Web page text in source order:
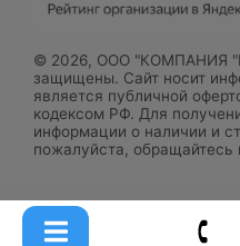
© 2026, ООО "КОМПАНИЯ
защищены. Сайт носит
является публичной
кодексом РФ. Для
информации о наличии и
пожалуйста,